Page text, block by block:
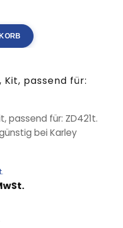
passend für:
passend für: ZD421t.
bei Karley